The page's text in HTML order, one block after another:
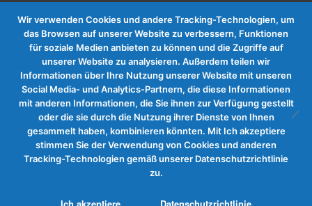
Vertrag widerrufen
Wir verwenden Cookies und andere Tracking-Technologien, um
das Browsen auf unserer Website zu verbessern, Funktionen
für soziale Medien anbieten zu können und die Zugriffe auf
unserer Website zu analysieren. Außerdem teilen wir
Informationen über Ihre Nutzung unserer Website mit unseren
Social Media- und Analytics-Partnern, die diese Informationen
mit anderen Informationen, die Sie ihnen zur Verfügung gestellt
oder die sie durch die Nutzung ihrer Dienste von Ihnen
gesammelt haben, kombinieren könnten. Mit Ich akzeptiere
stimmen Sie der Verwendung von Cookies und anderen
Tracking-Technologien gemäß unserer Datenschutzrichtlinie
zu.